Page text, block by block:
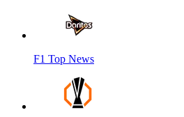
F1 Top News